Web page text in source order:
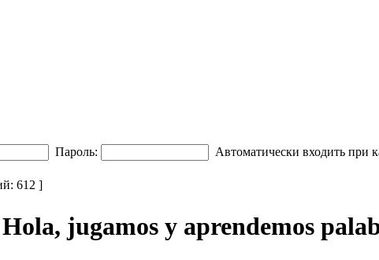
Пароль:
Автоматически входить при
612 ]
jugamos y aprendemos